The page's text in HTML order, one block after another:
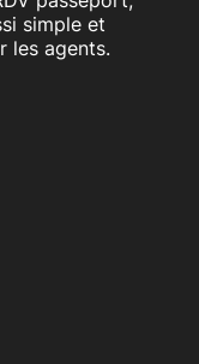
simple et
les agents.